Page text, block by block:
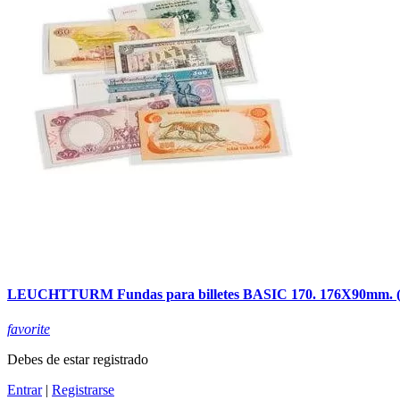
LEUCHTTURM Fundas para billetes BASIC 170. 176X90mm.
favorite
Debes de estar registrado
Entrar| Registrarse